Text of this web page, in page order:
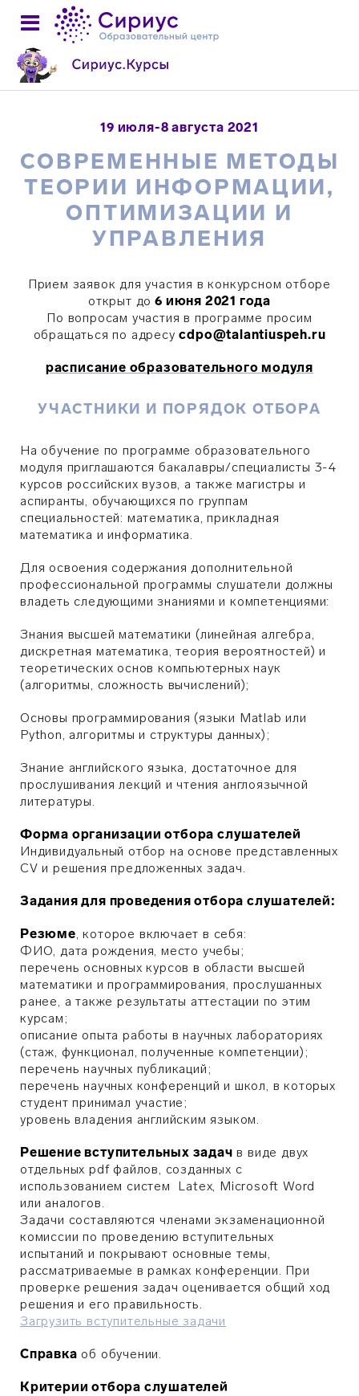
19 июля-8 августа 2021
СОВРЕМЕННЫЕ МЕТОДЫ
ТЕОРИИ ИНФОРМАЦИИ,
ОПТИМИЗАЦИИ И
УПРАВЛЕНИЯ
Прием заявок для участия в конкурсном отборе
открыт до 6 июня 2021 года
По вопросам участия в программе просим
обращаться по адресуcdpo@talantiuspeh.ru
расписание образовательного модуля
УЧАСТНИКИ И ПОРЯДОК ОТБОРА
На обучение по программе образовательного
модуля приглашаются бакалавры/специалисты 3-4
курсов российских вузов, а также магистры и
аспиранты, обучающихся по группам
специальностей: математика, прикладная
математика и информатика.
Для освоения содержания дополнительной
профессиональной программы слушатели должны
владеть следующими знаниями и компетенциями:
Знания высшей математики (линейная алгебра,
дискретная математика, теория вероятностей) и
теоретических основ компьютерных наук
(алгоритмы, сложность вычислений);
Основы программирования (языки Matlab или
Python, алгоритмы и структуры данных);
Знание английского языка, достаточное для
прослушивания лекций и чтения англоязычной
литературы.
Форма организации отбора слушателей
Индивидуальный отбор на основе представленных
CV и решения предложенных задач.
Задания для проведения отбора слушателей:
Резюме, которое включает в себя:
ФИО, дата рождения, место учебы;
перечень основных курсов в области высшей
математики и программирования, прослушанных
ранее, а также результаты аттестации по этим
курсам;
описание опыта работы в научных лабораториях
(стаж, функционал, полученные компетенции);
перечень научных публикаций;
перечень научных конференций и школ, в которых
студент принимал участие;
уровень владения английским языком.
Решение вступительных задач в виде двух
отдельных pdf файлов, созданных с
использованием систем Latex, Microsoft Word
или аналогов.
Задачи составляются членами экзаменационной
комиссии по проведению вступительных
испытаний и покрывают основные темы,
рассматриваемые в рамках конференции. При
проверке решения задач оценивается общий ход
решения и его правильность.
Загрузить вступительные задачи
Справка об обучении.
Критерии отбора слушателей